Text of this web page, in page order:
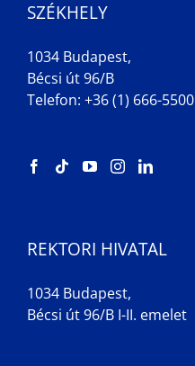
SZÉKHELY
1034 Budapest,
Bécsi út 96/B
Telefon: +36 (1) 666-5500
REKTORI HIVATAL
1034 Budapest,
Bécsi út 96/B I-II. emelet